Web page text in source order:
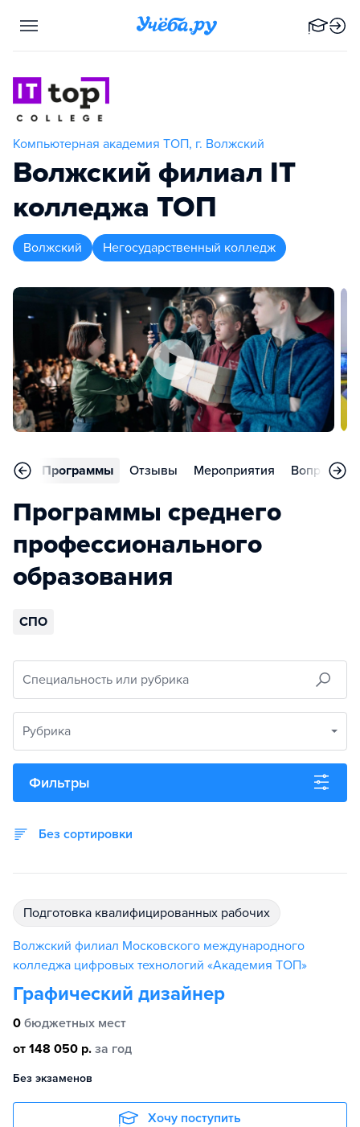
Компьютерная академия TOП, г. Волжский
Волжский филиал IT
колледжа TOП
Волжский Негосударственный колледж
Программы Отзывы Мероприятия Вопросы
Программы среднего
профессионального
образования
СПО
Специальность или рубрика
Рубрика
Фильтры
Без сортировки
подготовка квалифицированных рабочих
Волжский филиал Московского международного
колледжа цифровых технологий «Академия TOП»
Графический дизайнер
0 бюджетных мест
от 148 050 р. за год
Без экзаменов
Хочу поступить